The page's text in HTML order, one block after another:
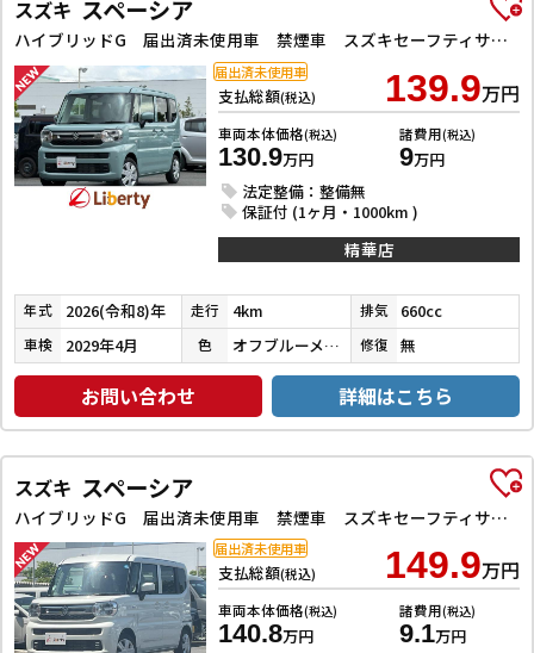
スズキ スペーシア
ハイブリッドG 届出済未使用車 禁煙車 スズキセーフティサポート LEDヘッドライト スマートキー プッシュスタート アイドリングストップ 両側スライドドア ステアリングスイッチ 電動格納ミラー オートエアコン
支払総額(税込) 139.9万円
車両本体価格(税込)
130.9万円
諸費用(税込)
9万円
法定整備：整備無
保証付 (1ヶ月・1000km )
届出済未使用車
精華店
年式 2026(令和8)年 走行 4km 排気 660cc
車検 2029年4月 色 オフブルーメタリック 修復 無
お問い合わせ 詳細はこちら
スズキ スペーシア
ハイブリッドG 届出済未使用車 禁煙車 スズキセーフティサポート LEDヘッドライト スマートキー プッシュスタート アイドリングストップ 両側スライドドア ステアリングスイッチ 電動格納ミラー オートエアコン
支払総額(税込) 149.9万円
車両本体価格(税込)
140.8万円
諸費用(税込)
9.1万円
届出済未使用車